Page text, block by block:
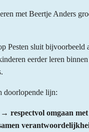
met Beertje Anders
Pesten sluit bijvoorbeeld
eerder leren
doorlopende lijn:
→ respectvol omgaan